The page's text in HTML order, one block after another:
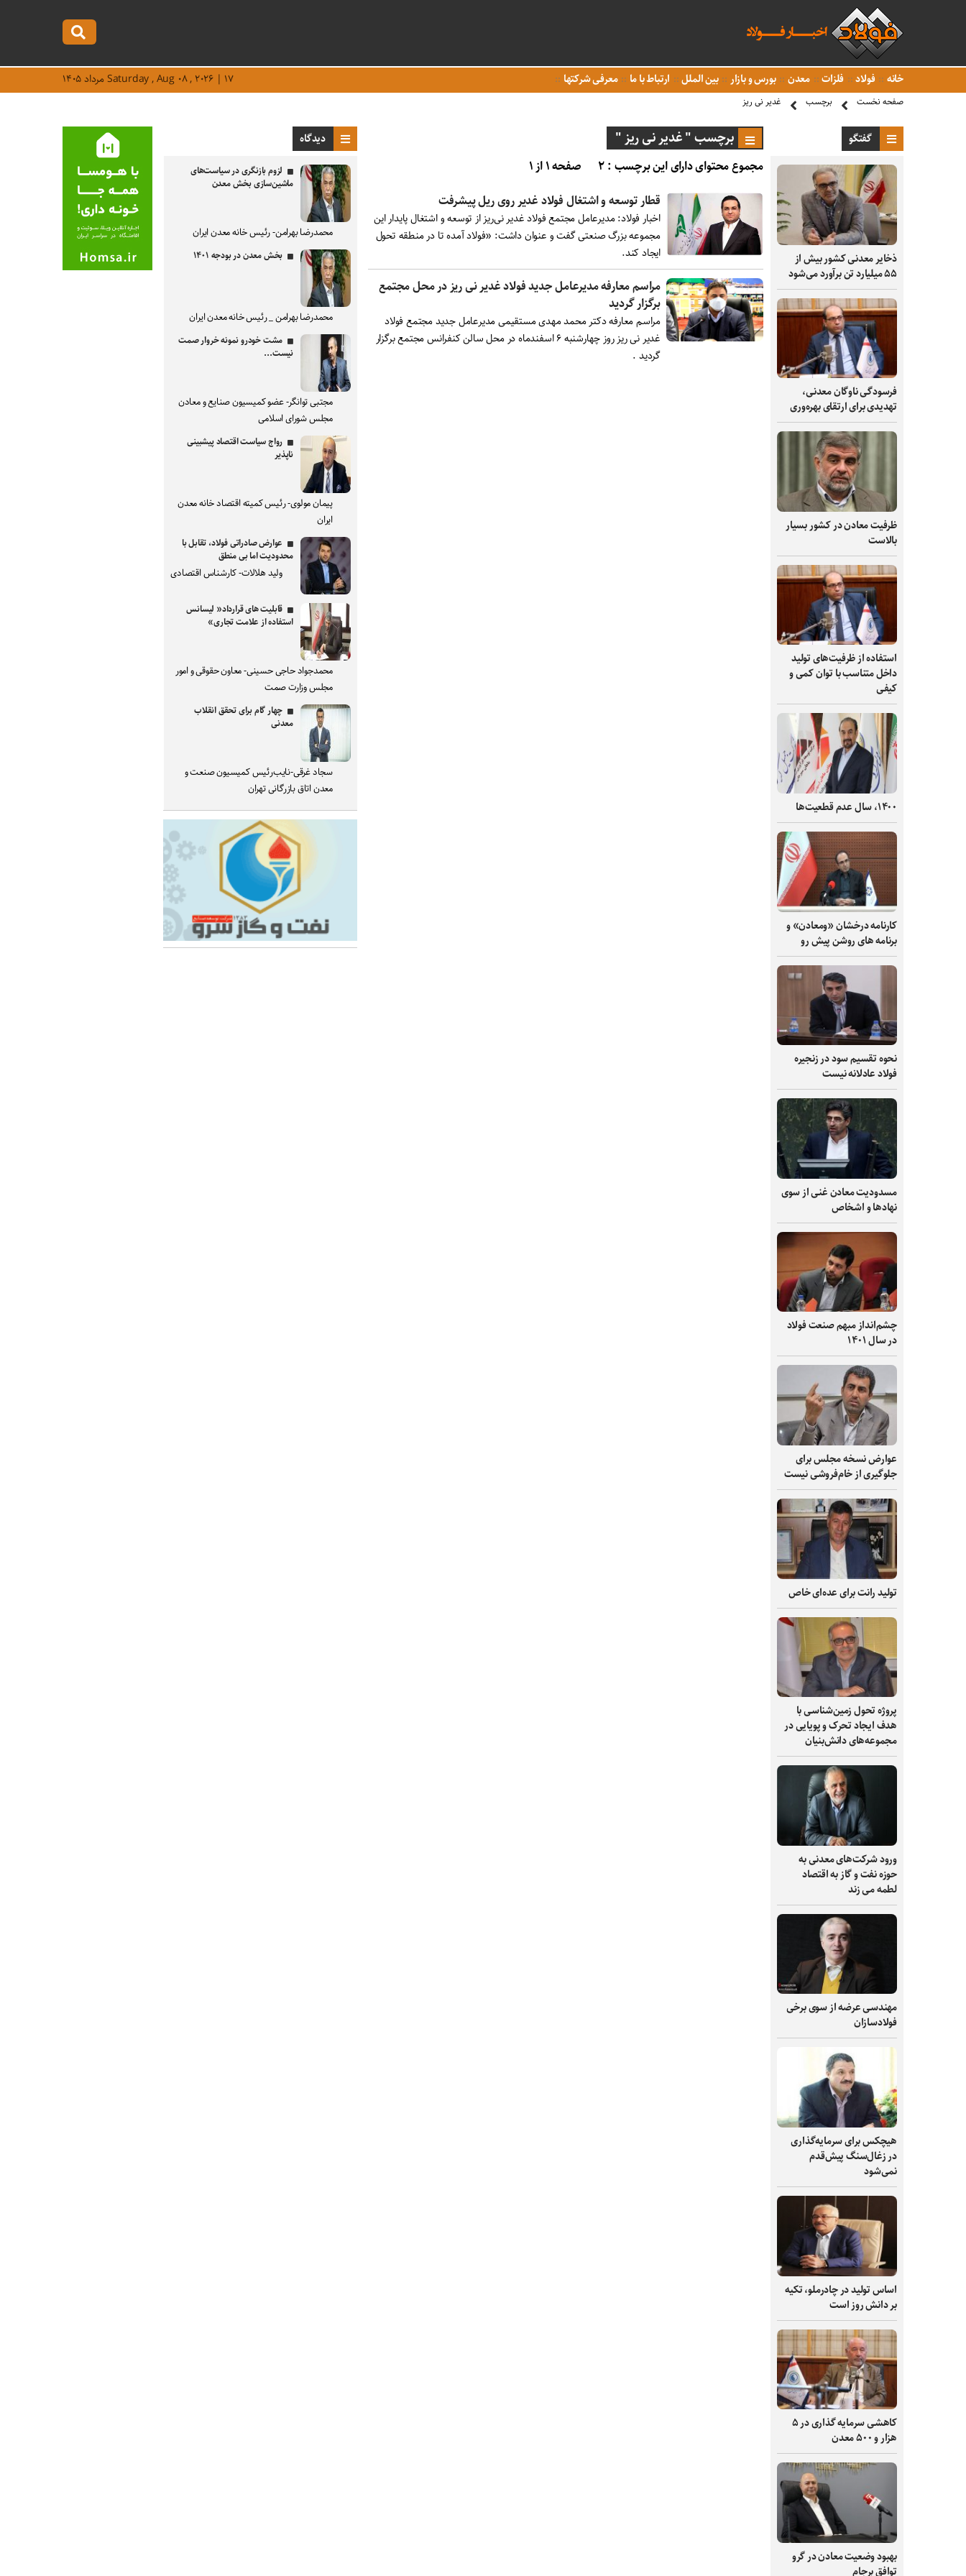
خانه فولاد فلزات معدن بورس و بازار بین الملل ارتباط با ما معرفی شرکتها Saturday , Aug ۰۸ , ۲۰۲۶ | ۱۷ مرداد ۱۴۰۵
صفحه نخست برچسب غدیر نی ریز
گفتگو
ذخایر معدنی کشور بیش از
۵۵ میلیارد تن برآورد می‌شود
فرسودگی ناوگان معدنی،
تهدیدی برای ارتقای بهره‌وری
ظرفیت‌ معادن در کشور بسیار
بالاست
استفاده از ظرفیت‌های تولید
داخل متناسب با توان کمی و
کیفی
۱۴۰۰، سال عدم قطعیت‌ها
کارنامه درخشان «ومعادن» و
برنامه های روشن پیش رو
نحوه تقسیم سود در زنجیره
فولاد عادلانه نیست
مسدودیت معادن غنی از سوی
نهادها و اشخاص
چشم‌انداز مبهم صنعت فولاد
در سال ۱۴۰۱
عوارض نسخه مجلس برای
جلوگیری از خام‌فروشی نیست
تولید رانت برای عده‌ای خاص
پروژه تحول زمین‌شناسی با
هدف ایجاد تحرک و پویایی در
مجموعه‌های دانش‌بنیان
ورود شرکت‌های معدنی به
حوزه نفت و گاز به اقتصاد
لطمه می زند
مهندسی عرضه از سوی برخی
فولادسازان
هیچکس برای سرمایه‌گذاری
در زغال‌سنگ پیش‌قدم
نمی‌شود
اساس تولید در چادرملو، تکیه
بر دانش‌ روز است
کاهشی سرمایه گذاری در ۵
هزار و ۵۰۰ معدن
بهبود وضعیت معادن در گرو
توافق برجام
برچسب " غدیر نی ریز "
مجموع محتوای دارای این برچسب : ۲
صفحه ۱ از ۱
قطار توسعه و اشتغال فولاد غدیر روی ریل پیشرفت
اخبار فولاد: مدیرعامل مجتمع فولاد غدیر نی‌ریز از توسعه و اشتغال پایدار این
مجموعه بزرگ صنعتی گفت و عنوان داشت: «فولاد آمده تا در منطقه تحول
ایجاد کند.
مراسم معارفه مدیرعامل جدید فولاد غدیر نی ریز در محل مجتمع
برگزار گردید
مراسم معارفه دکتر محمد مهدی مستقیمی مدیرعامل جدید مجتمع فولاد
غدیر نی ریز روز چهارشنبه ۶ اسفندماه در محل سالن کنفرانس مجتمع برگزار
گردید .
دیدگاه
لزوم بازنگری در سیاست‌های
ماشین‌سازی بخش معدن
محمدرضا بهرامن- رئیس خانه معدن ایران
بخش معدن در بودجه ۱۴۰۱
محمدرضا بهرامن _ رئیس خانه معدن ایران
مشت خودرو نمونه خروار صمت
نیست...
مجتبی توانگر- عضو کمیسیون صنایع و معادن
مجلس شورای اسلامی
رواج سیاست اقتصاد پیشبینی
ناپذیر
پیمان مولوی- رئیس کمیته اقتصاد خانه معدن
ایران
عوارض صادراتی فولاد، تقابل با
محدودیت اما بی منطق
ولید هلالات- کارشناس اقتصادی
قابلیت های قرارداد« لیسانس
استفاده از علامت تجاری»
محمدجواد حاجی حسینی- معاون حقوقی و امور
مجلس وزارت صمت
چهار گام برای تحقق انقلاب
معدنی
سجاد غرقی-نایب‌رئیس کمیسیون صنعت و
معدن اتاق بازرگانی تهران